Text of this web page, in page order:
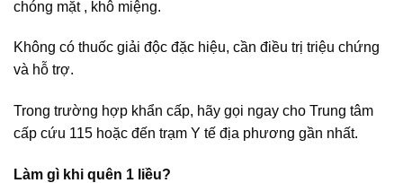
chóng mặt , khô miệng.
Không có thuốc giải độc đặc hiệu, cần điều trị triệu chứng
và hỗ trợ.
Trong trường hợp khẩn cấp, hãy gọi ngay cho Trung tâm
cấp cứu 115 hoặc đến trạm Y tế địa phương gần nhất.
Làm gì khi quên 1 liều?